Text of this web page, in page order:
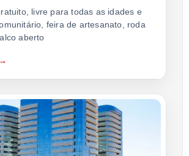
livre para todas as idades e
feira de artesanato, roda
aberto